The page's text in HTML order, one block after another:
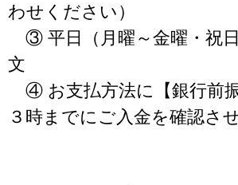
わせください）
③ 平日（月曜～金曜・祝
文
④ お支払方法に【銀行前
３時までにご入金を確認さ